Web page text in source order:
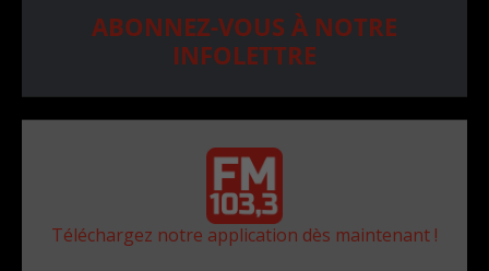
ABONNEZ-VOUS À NOTRE
INFOLETTRE
Téléchargez notre application dès maintenant !